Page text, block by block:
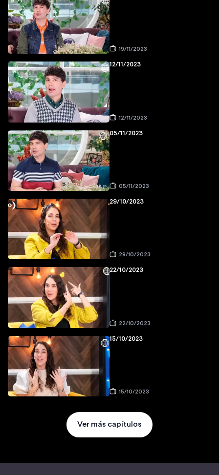
19/11/2023
12/11/2023
12/11/2023
05/11/2023
05/11/2023
29/10/2023
29/10/2023
22/10/2023
22/10/2023
15/10/2023
15/10/2023
Ver más capítulos